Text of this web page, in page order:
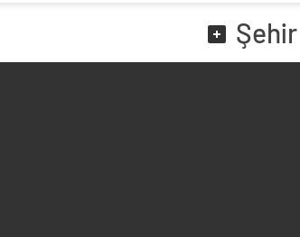
Şehir